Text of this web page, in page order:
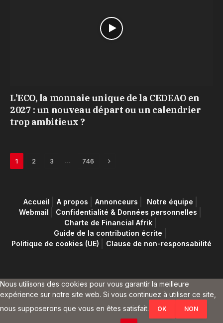
L’ECO, la monnaie unique de la CEDEAO en
2027 : un nouveau départ ou un calendrier
trop ambitieux ?
1 2 3 … 746 Next
Accueil A propos Annonceurs
Notre équipe
Webmail
Confidentialité & Données personnelles
Charte de Financial Afrik
Guide de la contribution écrite
Politique de cookies (UE)
Clause de non-responsabilité
Nous utilisons des cookies pour vous garantir la meilleure
expérience sur notre site web. Si vous continuez à utiliser ce site,
nous supposerons que vous en êtes satisfait.
OK NON